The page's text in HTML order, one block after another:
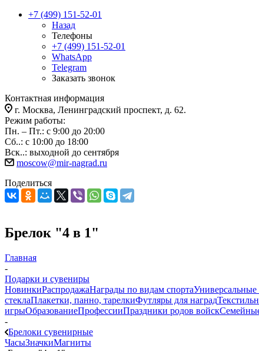
+7 (499) 151-52-01
Назад
Телефоны
+7 (499) 151-52-01
WhatsApp
Telegram
Заказать звонок
Контактная информация
г. Москва, Ленинградский проспект, д. 62.
Режим работы:
Пн. – Пт.: с 9:00 до 20:00
Сб..: с 10:00 до 18:00
Вск..: выходной до сентября
moscow@mir-nagrad.ru
Поделиться
Брелок "4 в 1"
Главная
-
Подарки и сувениры
НовинкиРаспродажаНаграды по видам спортаУниверсальные
стеклаПлакетки, панно, тарелкиФутляры для наград
игрыОбразованиеПрофессииПраздники родов войск
-
Брелоки сувенирные
ЧасыЗначкиМагниты